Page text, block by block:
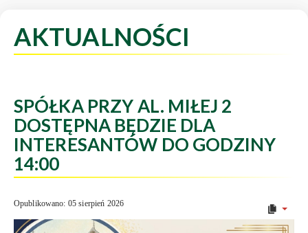
AKTUALNOŚCI
SPÓŁKA PRZY AL. MIŁEJ 2
DOSTĘPNA BĘDZIE DLA
INTERESANTÓW DO GODZINY
14:00
Opublikowano: 05 sierpień 2026